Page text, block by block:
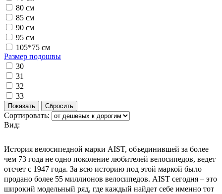
80 см
85 см
90 см
95 см
105*75 см
Размер подошвы
30
31
32
33
Сортировать:
Вид:
История велосипедной марки AIST, объединившей за более
чем 73 года не одно поколение любителей велосипедов, ведет
отсчет с 1947 года. За всю историю под этой маркой было
продано более 55 миллионов велосипедов. AIST сегодня – это
широкий модельный ряд, где каждый найдет себе именно тот